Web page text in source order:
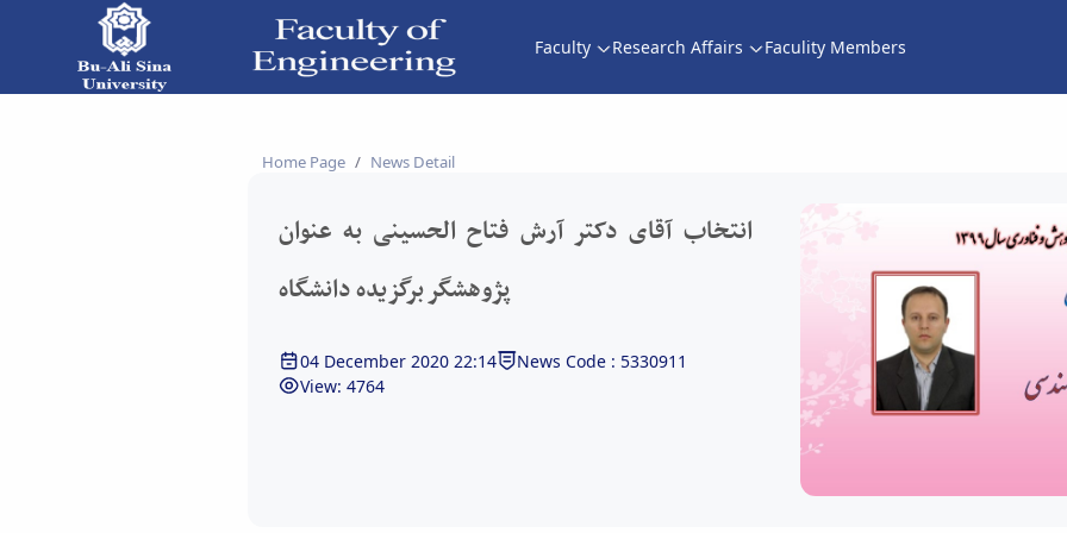
Faculty Research Affairs Faculity Members
آقای دکتر آرش فتاح الحسینی به عنوان پژوهشگر برگزیده دانشگاه - دانشکده فنی و مهندسی
Home Page News Detail
انتخاب آقای دکتر آرش فتاح الحسینی به عنوان
پژوهشگر برگزیده دانشگاه
04 December 2020 22:14
News Code : 5330911
View: 4764